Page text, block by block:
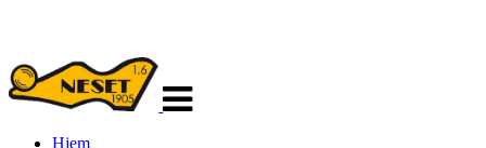
navigasjon
Hjem